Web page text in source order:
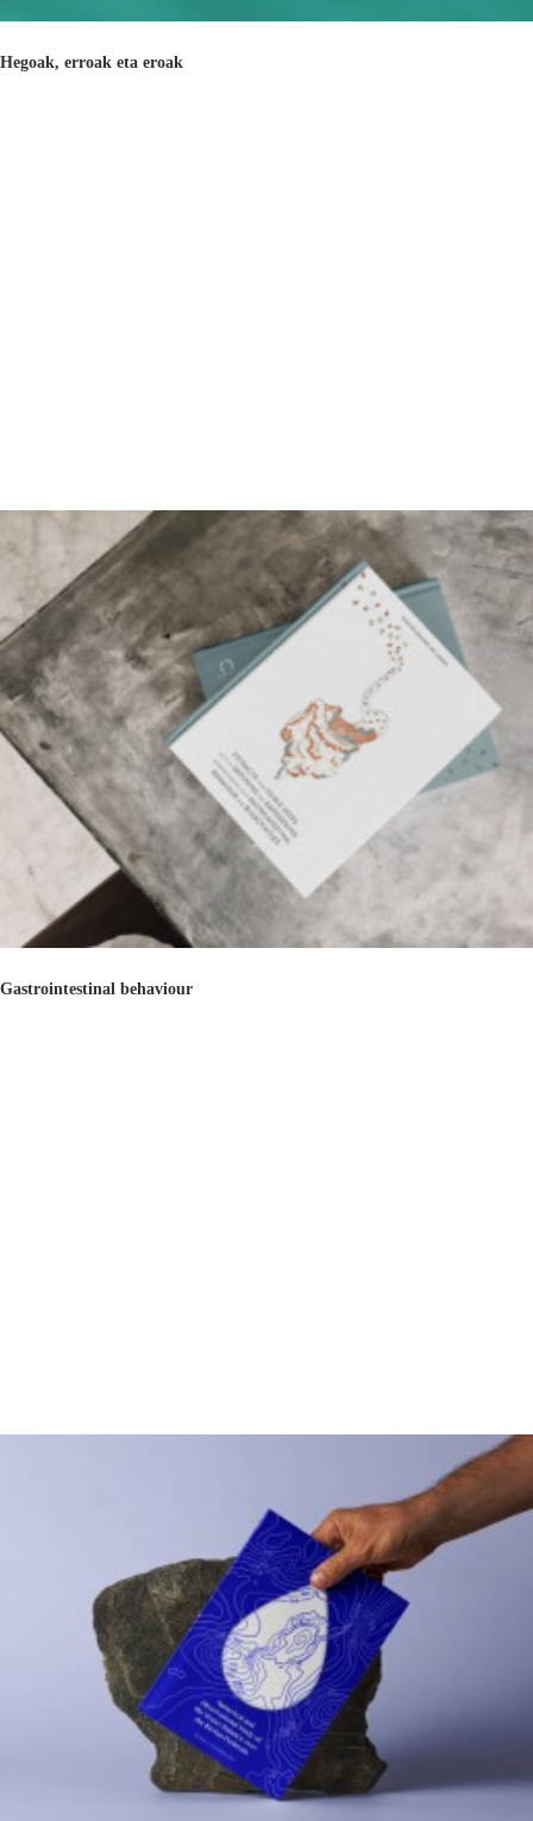
Hegoak, erroak eta eroak
Gastrointestinal behaviour